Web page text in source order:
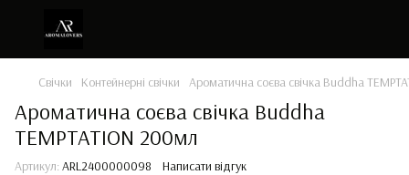
Свічки Контейнерні свічки Ароматична соєва свічка Buddha
Ароматична соєва свічка Buddha
TEMPTATION 200мл
Артикул: ARL2400000098 Написати відгук